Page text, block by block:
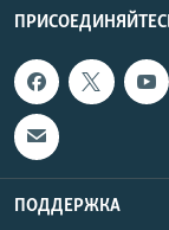
ПОДДЕРЖКА